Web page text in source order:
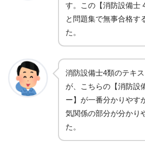
す。この【消防設備士
と問題集で無事合格す
た。
消防設備士4類のテキ
が、こちらの【消防設
ー】が一番分かりやす
気関係の部分が分かり
た。